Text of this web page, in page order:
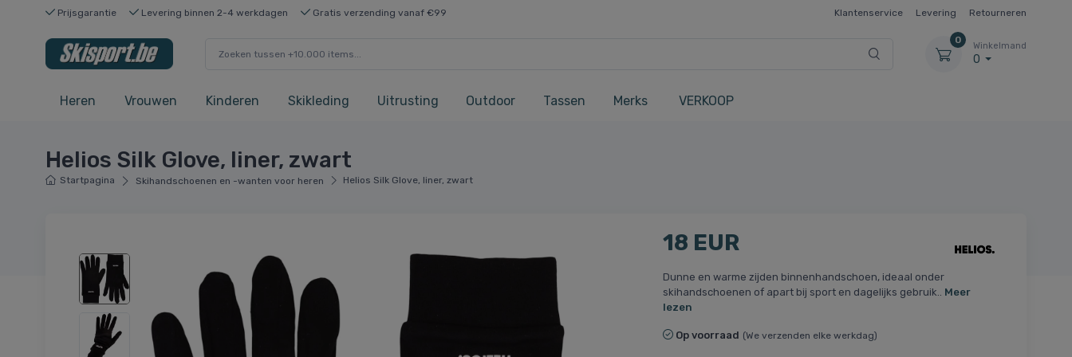
Prijsgarantie Levering binnen 2-4 werkdagen Gratis verzending vanaf €99 Klantenservice Levering Retourneren
0
Winkelmand
0
Heren Vrouwen Kinderen Skikleding Uitrusting Outdoor Tassen Merks VERKOOP
Helios Silk Glove, liner, zwart
Startpagina Skihandschoenen en -wanten voor heren Helios Silk Glove, liner, zwart
18 EUR
Dunne en warme zijden binnenhandschoen, ideaal onder
skihandschoenen of apart bij sport en dagelijks gebruik.. Meer
lezen
Op voorraad (We verzenden elke werkdag)